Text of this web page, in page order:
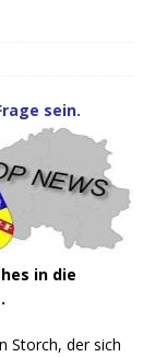
sein.
in die
Storch, der sich